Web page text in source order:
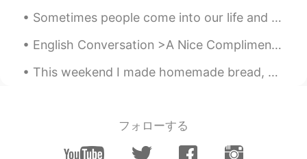
ㅋㅋㅋㅋㅋㅋㅋ 가까이 있으면 싫고 멀리 있
KR JP
EN
Sometimes people come into our life and you know right away that they are meant to be there, to s...
English Conversation >A Nice Compliment< A: You look really nice today. B: Thank you. I just g...
This weekend I made homemade bread, vegan pancakes and steamed egg, and they were all pretty damn...
フォローする